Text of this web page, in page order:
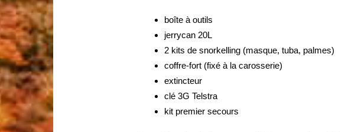
boîte à outils
jerrycan 20L
2 kits de snorkelling (masque, tuba, palmes)
coffre-fort (fixé à la carosserie)
extincteur
clé 3G Telstra
kit premier secours